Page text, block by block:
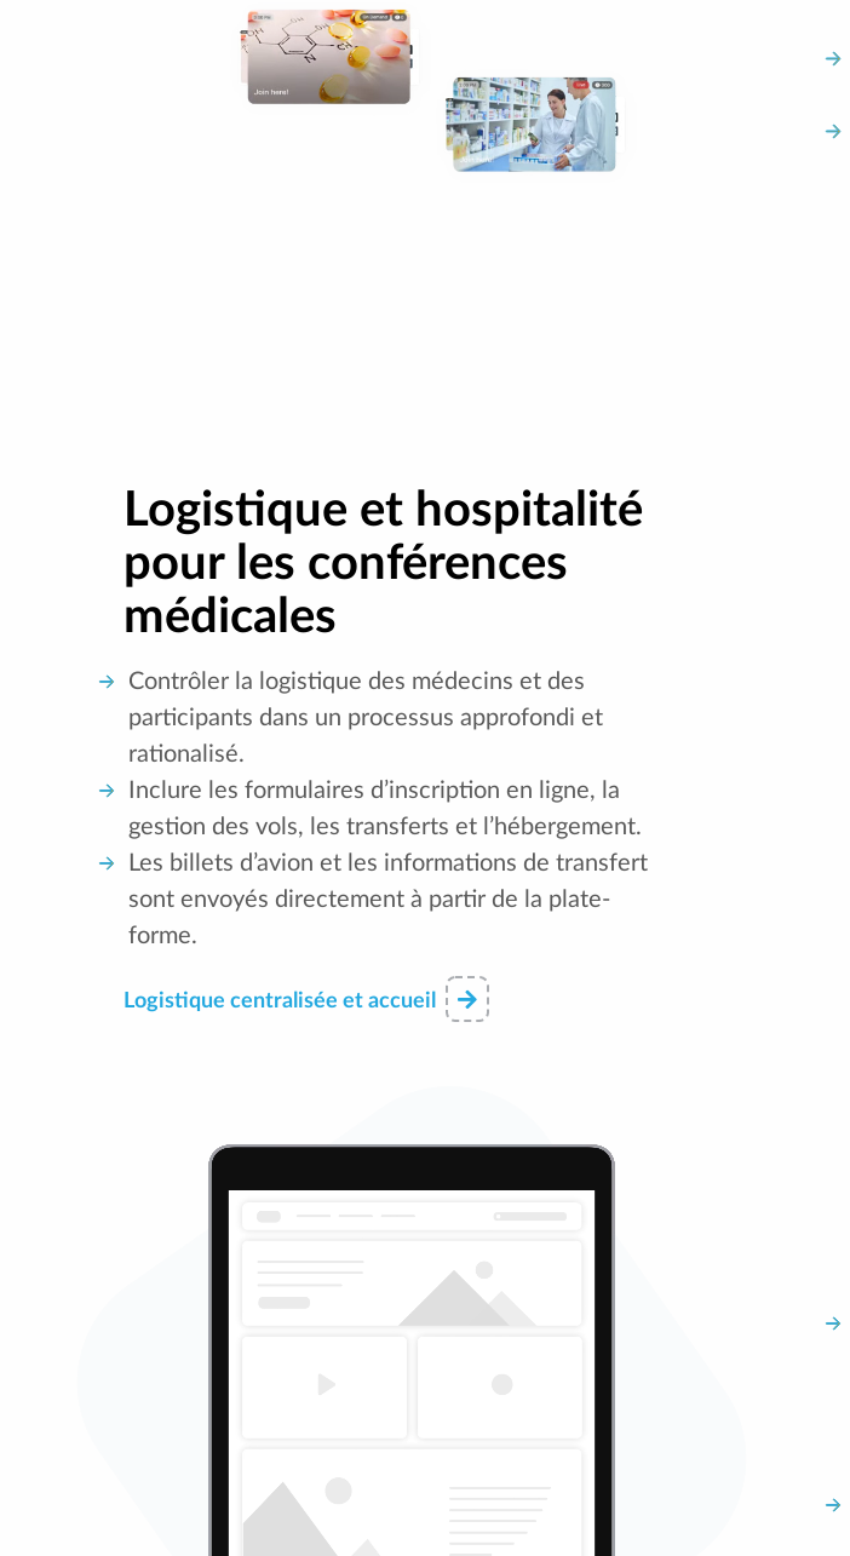
Logistique et hospitalité
pour les conférences
médicales
Contrôler la logistique des médecins et des
participants dans un processus approfondi et
rationalisé.
Inclure les formulaires d’inscription en ligne, la
gestion des vols, les transferts et l’hébergement.
Les billets d’avion et les informations de transfert
sont envoyés directement à partir de la plate-
forme.
Logistique centralisée et accueil